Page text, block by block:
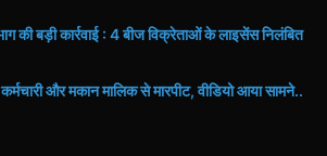
की बड़ी कार्रवाई : 4 बीज विक्रेताओं के लाइसेंस निलंबित
और मकान मालिक से मारपीट, वीडियो आया सामने..